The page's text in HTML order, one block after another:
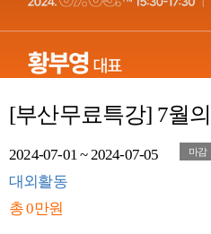
[부산무료특강] 7월
2024-07-01 ~ 2024-07-05 마감
대외활동
총 0만원